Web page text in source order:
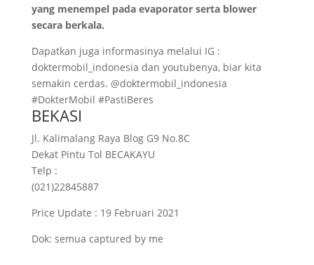
yang menempel pada evaporator serta blower
secara berkala.
Dapatkan juga informasinya melalui IG :
doktermobil_indonesia dan youtubenya, biar kita
semakin cerdas. @doktermobil_indonesia
#DokterMobil #PastiBeres
BEKASI
Jl. Kalimalang Raya Blog G9 No.8C
Dekat Pintu Tol BECAKAYU
Telp :
(021)22845887
Price Update : 19 Februari 2021
Dok: semua captured by me